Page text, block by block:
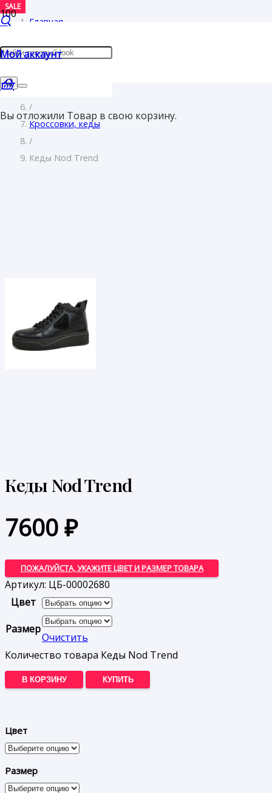
Мой аккаунт
Вы отложили Товар в свою корзину.
Главная
Женщинам
/
Кроссовки, кеды
/
Кеды Nod Trend
Кеды Nod Trend
7600₽
ПОЖАЛУЙСТА, УКАЖИТЕ ЦВЕТ И РАЗМЕР ТОВАРА
Артикул: ЦБ-00002680
Цвет
Размер
Очистить
Количество товара Кеды Nod Trend
В КОРЗИНУ КУПИТЬ
Цвет
Размер
SALE
SALE